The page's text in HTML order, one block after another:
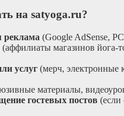
на satyoga.ru?
реклама (Google AdSense,
(аффилиаты магазинов йога-
услуг (мерч, электронные
материалы,
гостевых постов (если